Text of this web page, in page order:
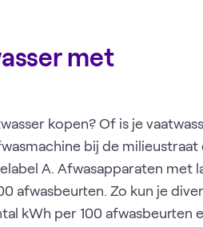
met
kopen? Of is je
bij de milieustraat
A. Afwasapparaten met
afwasbeurten. Zo kun je
kWh per 100 afwasbeurten